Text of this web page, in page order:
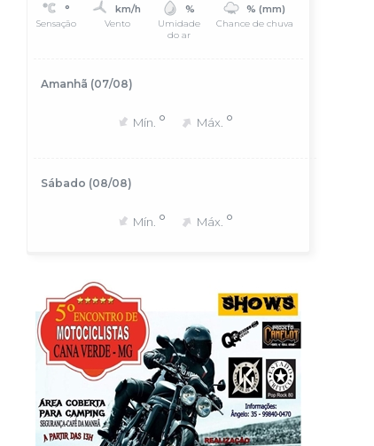
°
Sensação
km/h
Vento
%
Umidade
do ar
% (mm)
Chance de chuva
Amanhã (07/08)
Mín. ° Máx. °
Sábado (08/08)
Mín. ° Máx. °